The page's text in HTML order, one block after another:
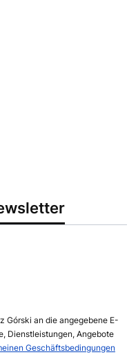
Górski an die angegebene E-
Dienstleistungen, Angebote
Geschäftsbedingungen